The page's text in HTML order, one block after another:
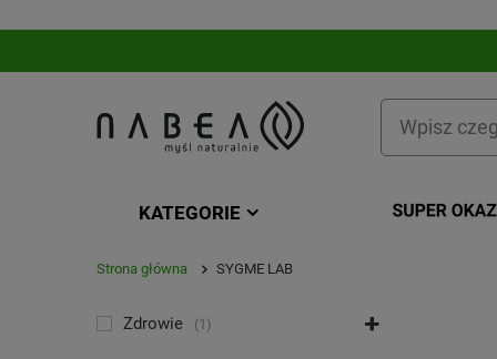
KATEGORIE
Strona główna SYGME LAB
KATEGORIA
Zdrowie 1